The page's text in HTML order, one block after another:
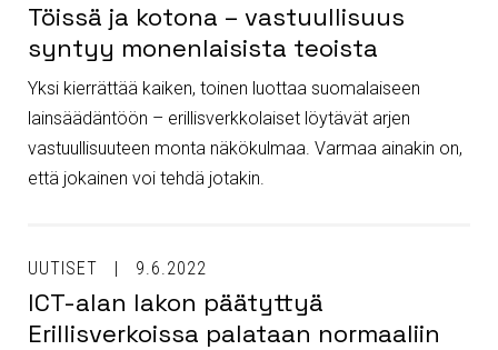
Töissä ja kotona – vastuullisuus
syntyy monenlaisista teoista
Yksi kierrättää kaiken, toinen luottaa suomalaiseen
lainsäädäntöön – erillisverkkolaiset löytävät arjen
vastuullisuuteen monta näkökulmaa. Varmaa ainakin on,
että jokainen voi tehdä jotakin.
UUTISET 9.6.2022
ICT-alan lakon päätyttyä
Erillisverkoissa palataan normaaliin